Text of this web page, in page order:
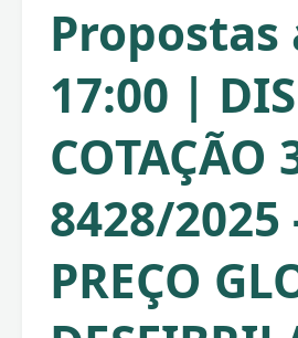
Propostas
17:00 |
COTAÇÃO
8428/2025
PREÇO